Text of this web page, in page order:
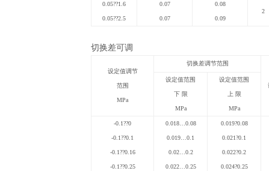
0.05??1.6
0.05??2.5
0.07
0.07
0.08
0.09
2
切换差可调
设定值调节
范围
MPa
切换差调节范围
设定值范围
下 限
MPa
设定值范围
上 限
MPa
-0.1??0
-0.1??0.1
-0.1??0.16
-0.1??0.25
0.018…0.08
0.019…0.1
0.02…0.2
0.022…0.25
0.019?0.08
0.021?0.1
0.022?0.2
0.024?0.25